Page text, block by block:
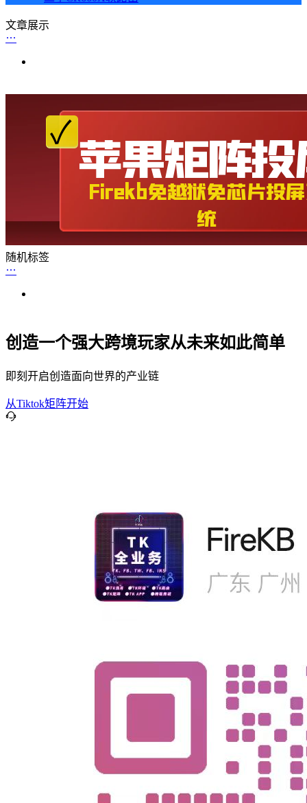
文章展示
随机标签
创造一个强大跨境玩家从未来如此简单
即刻开启创造面向世界的产业链
从Tiktok矩阵开始